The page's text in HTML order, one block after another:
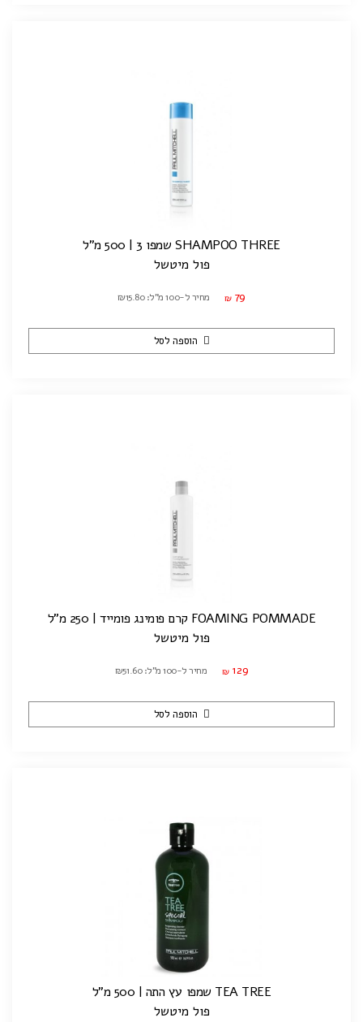
SHAMPOO THREE שמפו 3 | 500 מ"ל
פול מיטשל
₪ 79 מחיר ל-100 מ"ל: ₪15.80
הוספה לסל
FOAMING POMMADE קרם פומינג פומייד | 250 מ"ל
פול מיטשל
₪ 129 מחיר ל-100 מ"ל: ₪51.60
הוספה לסל
TEA TREE שמפו עץ התה | 500 מ"ל
פול מיטשל